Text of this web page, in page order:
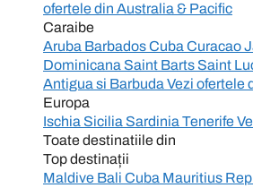
ofertele din Australia & Pacific
Caraibe
Aruba BarbadosCuba Curacao
Dominicana Saint Barts Saint
Antigua si Barbuda Vezi ofertele
Europa
Ischia Sicilia Sardinia Tenerife
Toate destinatiile din
Top destinații
Maldive Bali Cuba Mauritius